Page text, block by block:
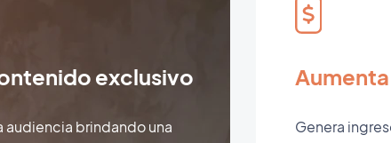
exclusivo
brindando una
Genera